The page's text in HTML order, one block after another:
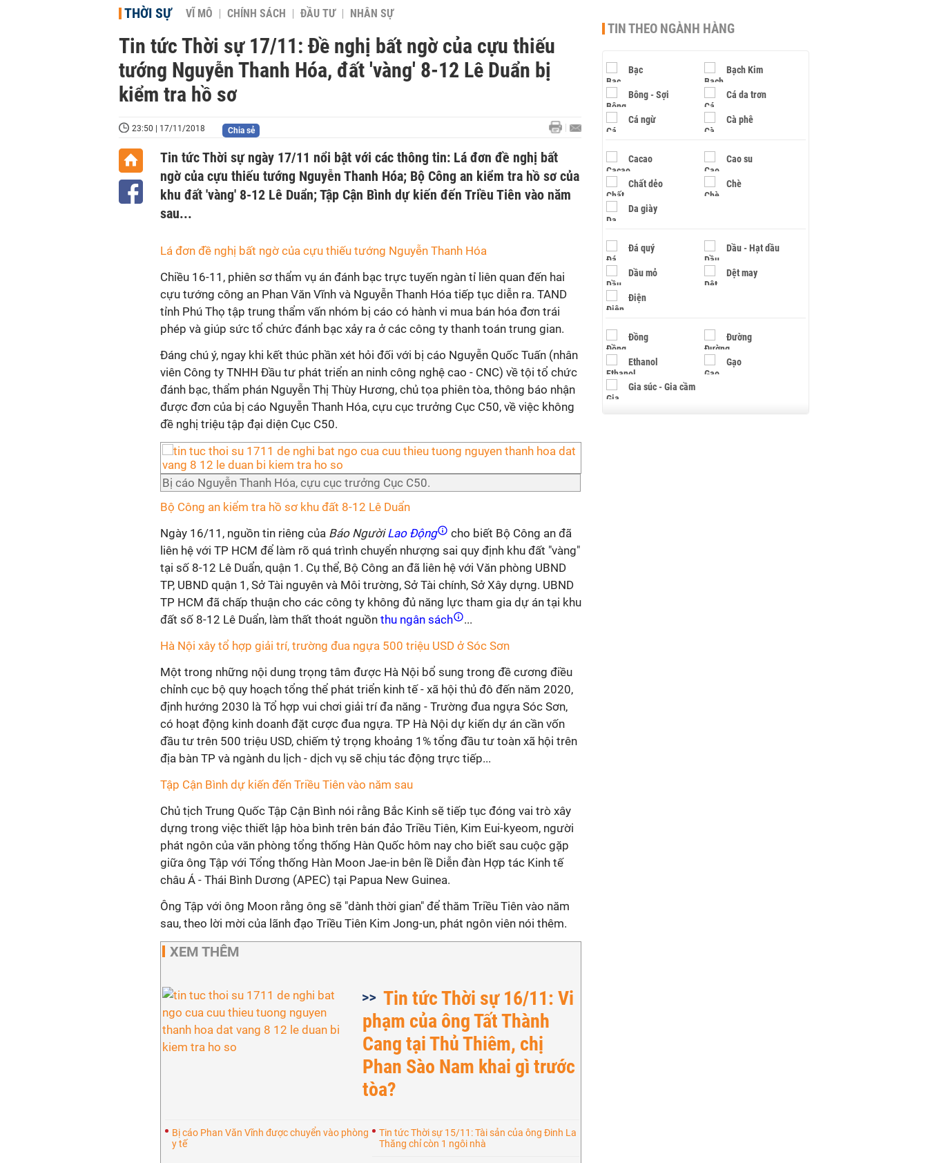
THỜI SỰ VĨ MÔ CHÍNH SÁCH ĐẦU TƯ NHÂN SỰ
Tin tức Thời sự 17/11: Đề nghị bất ngờ của cựu thiếu
tướng Nguyễn Thanh Hóa, đất 'vàng' 8-12 Lê Duẩn bị
kiểm tra hồ sơ
23:50 | 17/11/2018 Chia sẻ
Tin tức Thời sự ngày 17/11 nổi bật với các thông tin: Lá đơn đề nghị bất
ngờ của cựu thiếu tướng Nguyễn Thanh Hóa; Bộ Công an kiểm tra hồ sơ của
khu đất 'vàng' 8-12 Lê Duẩn; Tập Cận Bình dự kiến đến Triều Tiên vào năm
sau...
Lá đơn đề nghị bất ngờ của cựu thiếu tướng Nguyễn Thanh Hóa
Chiều 16-11, phiên sơ thẩm vụ án đánh bạc trực tuyến ngàn tỉ liên quan đến hai
cựu tướng công an Phan Văn Vĩnh và Nguyễn Thanh Hóa tiếp tục diễn ra. TAND
tỉnh Phú Thọ tập trung thẩm vấn nhóm bị cáo có hành vi mua bán hóa đơn trái
phép và giúp sức tổ chức đánh bạc xảy ra ở các công ty thanh toán trung gian.
Đáng chú ý, ngay khi kết thúc phần xét hỏi đối với bị cáo Nguyễn Quốc Tuấn (nhân
viên Công ty TNHH Đầu tư phát triển an ninh công nghệ cao - CNC) về tội tổ chức
đánh bạc, thẩm phán Nguyễn Thị Thùy Hương, chủ tọa phiên tòa, thông báo nhận
được đơn của bị cáo Nguyễn Thanh Hóa, cựu cục trưởng Cục C50, về việc không
đề nghị triệu tập đại diện Cục C50.
Bị cáo Nguyễn Thanh Hóa, cựu cục trưởng Cục C50.
Bộ Công an kiểm tra hồ sơ khu đất 8-12 Lê Duẩn
Ngày 16/11, nguồn tin riêng của Báo NgườiLao Động
cho biết Bộ Công an đã
liên hệ với TP HCM để làm rõ quá trình chuyển nhượng sai quy định khu đất "vàng"
tại số 8-12 Lê Duẩn, quận 1. Cụ thể, Bộ Công an đã liên hệ với Văn phòng UBND
TP, UBND quận 1, Sở Tài nguyên và Môi trường, Sở Tài chính, Sở Xây dựng. UBND
TP HCM đã chấp thuận cho các công ty không đủ năng lực tham gia dự án tại khu
đất số 8-12 Lê Duẩn, làm thất thoát nguồn thu ngân sách
...
Hà Nội xây tổ hợp giải trí, trường đua ngựa 500 triệu USD ở Sóc Sơn
Một trong những nội dung trọng tâm được Hà Nội bổ sung trong đề cương điều
chỉnh cục bộ quy hoạch tổng thể phát triển kinh tế - xã hội thủ đô đến năm 2020,
định hướng 2030 là Tổ hợp vui chơi giải trí đa năng - Trường đua ngựa Sóc Sơn,
có hoạt động kinh doanh đặt cược đua ngựa. TP Hà Nội dự kiến dự án cần vốn
đầu tư trên 500 triệu USD, chiếm tỷ trọng khoảng 1% tổng đầu tư toàn xã hội trên
địa bàn TP và ngành du lịch - dịch vụ sẽ chịu tác động trực tiếp...
Tập Cận Bình dự kiến đến Triều Tiên vào năm sau
Chủ tịch Trung Quốc Tập Cận Bình nói rằng Bắc Kinh sẽ tiếp tục đóng vai trò xây
dựng trong việc thiết lập hòa bình trên bán đảo Triều Tiên, Kim Eui-kyeom, người
phát ngôn của văn phòng tổng thống Hàn Quốc hôm nay cho biết sau cuộc gặp
giữa ông Tập với Tổng thống Hàn Moon Jae-in bên lề Diễn đàn Hợp tác Kinh tế
châu Á - Thái Bình Dương (APEC) tại Papua New Guinea.
Ông Tập với ông Moon rằng ông sẽ "dành thời gian" để thăm Triều Tiên vào năm
sau, theo lời mời của lãnh đạo Triều Tiên Kim Jong-un, phát ngôn viên nói thêm.
XEM THÊM
Tin tức Thời sự 16/11: Vi
phạm của ông Tất Thành
Cang tại Thủ Thiêm, chị
Phan Sào Nam khai gì trước
tòa?
Tin tức Thời sự 15/11: Tài sản của ông Đinh La
Thăng chỉ còn 1 ngôi nhà
Bị cáo Phan Văn Vĩnh được chuyển vào phòng
y tế
TIN THEO NGÀNH HÀNG
Bạc Bạch Kim
Bông - Sợi Cá da trơn
Cá ngừ Cà phê
Cacao Cao su
Chất dẻo Chè
Da giày
Đá quý Dầu - Hạt dầu
Dầu mỏ Dệt may
Điện
Đồng Đường
Ethanol Gạo
Gia súc - Gia cầm